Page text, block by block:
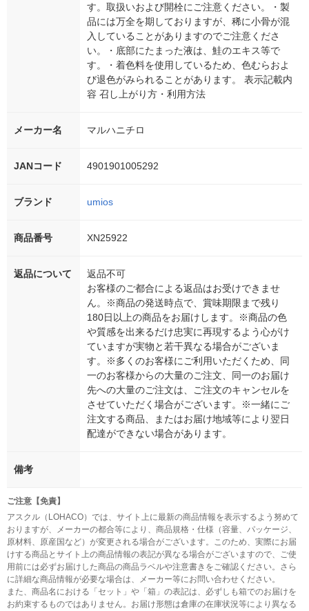
す。取扱いおよび開栓にご注意ください。・製
品には万全を期しておりますが、稀に小骨が混
入していることがありますのでご注意くださ
い。・底部にたまった液は、鮭のエキス等で
す。・着色料を使用しているため、色むらおよ
び退色がみられることがあります。 表示記載内
容 召し上がり方・利用方法
メーカー名 マルハニチロ
JANコード 4901901005292
ブランド umios
商品番号 XN25922
返品について
返品不可
お客様のご都合による返品はお受けできませ
ん。※商品の発送時点で、賞味期限まで残り
180日以上の商品をお届けします。※商品の色
や質感を出来るだけ忠実に再現するよう心がけ
ていますが実物と若干異なる場合がございま
す。※多くのお客様にご利用いただくため、同
一のお客様からの大量のご注文、同一のお届け
先への大量のご注文は、ご注文のキャンセルを
させていただく場合がございます。※一緒にご
注文する商品、またはお届け地域等により翌日
配達ができない場合があります。
備考
ご注意【免責】
アスクル（LOHACO）では、サイト上に最新の商品情報を表示するよう努めて
おりますが、メーカーの都合等により、商品規格・仕様（容量、パッケージ、
原材料、原産国など）が変更される場合がございます。このため、実際にお届
けする商品とサイト上の商品情報の表記が異なる場合がございますので、ご使
用前には必ずお届けした商品の商品ラベルや注意書きをご確認ください。さら
に詳細な商品情報が必要な場合は、メーカー等にお問い合わせください。
また、商品名における「セット」や「箱」の表記は、必ずしも箱でのお届けを
お約束するものではありません。お届け形態は倉庫の在庫状況等により異なる